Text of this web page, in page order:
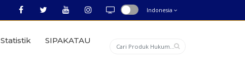
Indonesia
Statistik SIPAKATAU